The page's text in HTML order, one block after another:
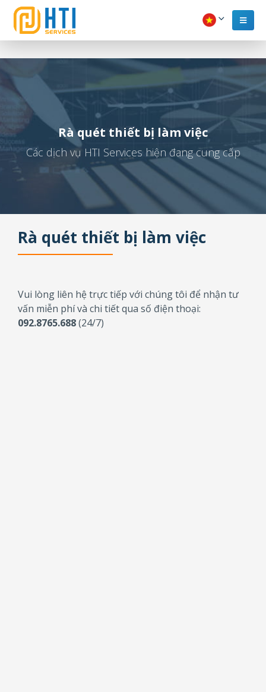
Rà quét thiết bị làm việc
Các dịch vụ HTI Services hiện đang cung cấp
Rà quét thiết bị làm việc
Vui lòng liên hệ trực tiếp với chúng tôi để nhận tư
vấn miễn phí và chi tiết qua số điện thoại:
092.8765.688(24/7)